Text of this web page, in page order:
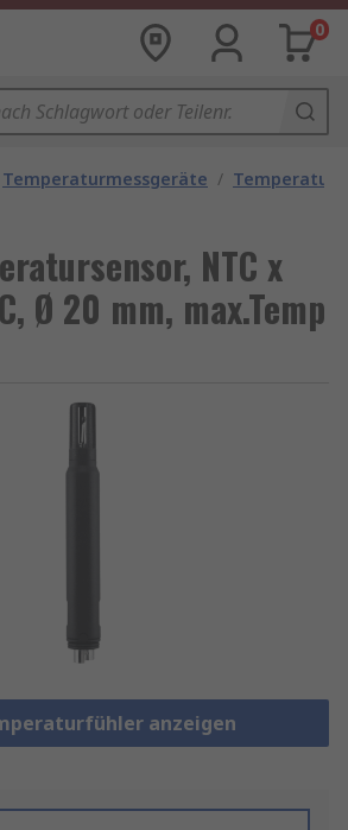
0
Temperaturmessgeräte /
NTC x
Ø 20 mm, max.Temp
anzeigen